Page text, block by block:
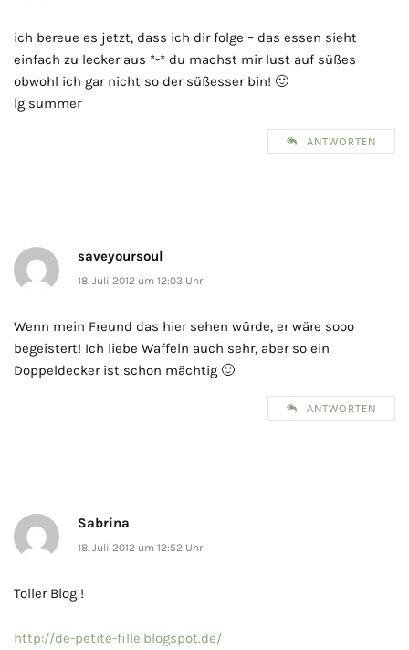
ich bereue es jetzt, dass ich dir folge – das essen sieht
einfach zu lecker aus *-* du machst mir lust auf süßes
obwohl ich gar nicht so der süßesser bin! 🙂
lg summer
ANTWORTEN
saveyoursoul
18. Juli 2012 um 12:03 Uhr
Wenn mein Freund das hier sehen würde, er wäre sooo
begeistert! Ich liebe Waffeln auch sehr, aber so ein
Doppeldecker ist schon mächtig 🙂
ANTWORTEN
Sabrina
18. Juli 2012 um 12:52 Uhr
Toller Blog !
http://de-petite-fille.blogspot.de/